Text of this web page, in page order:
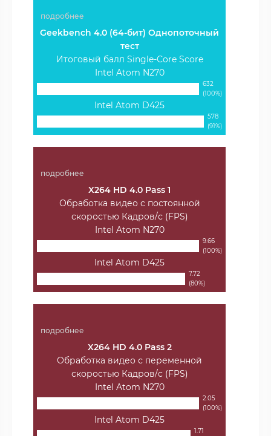
подробнее
Geekbench 4.0 (64-бит) Однопоточный
тест
Итоговый балл Single-Core Score
Intel Atom N270
632
(100%)
Intel Atom D425
578
(91%)
подробнее
X264 HD 4.0 Pass 1
Обработка видео с постоянной
скоростью Кадров/с (FPS)
Intel Atom N270
9.66
(100%)
Intel Atom D425
7.72
(80%)
подробнее
X264 HD 4.0 Pass 2
Обработка видео с переменной
скоростью Кадров/с (FPS)
Intel Atom N270
2.05
(100%)
Intel Atom D425
1.71